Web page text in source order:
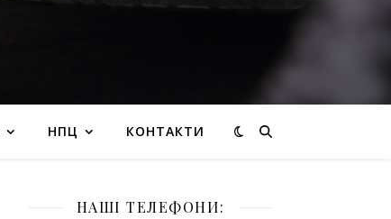
НПЦ КОНТАКТИ
НАШІ ТЕЛЕФОНИ: